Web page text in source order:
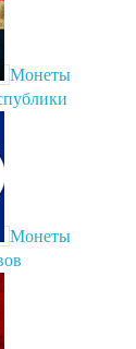
Монеты
Монеты